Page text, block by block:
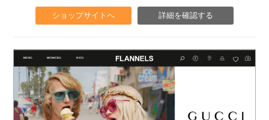
ショップサイトへ 詳細を確認する